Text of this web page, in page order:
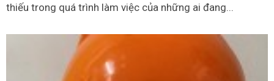
thiếu trong quá trình làm việc của những ai đang...